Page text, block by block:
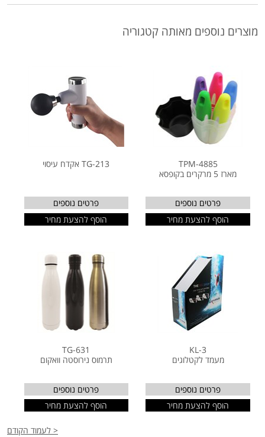
מוצרים נוספים מאותה קטגוריה
TPM-4885
מארז 5 מרקרים בקופסא
פרטים נוספים
הוסף להצעת מחיר
TG-213 אקדח עיסוי
פרטים נוספים
הוסף להצעת מחיר
KL-3
מעמד לקטלוגים
פרטים נוספים
הוסף להצעת מחיר
TG-631
תרמוס נירוסטה וואקום
פרטים נוספים
הוסף להצעת מחיר
< לעמוד הקודם